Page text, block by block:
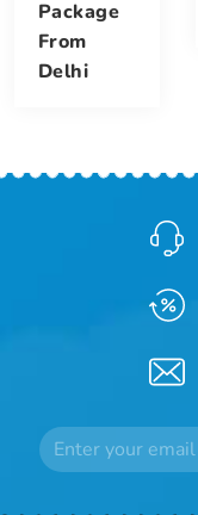
Package
From
Delhi